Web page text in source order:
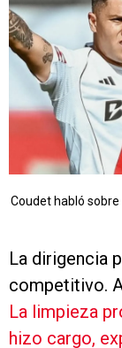
Coudet habló
La dirigencia
competitivo.
La limpieza
hizo cargo,